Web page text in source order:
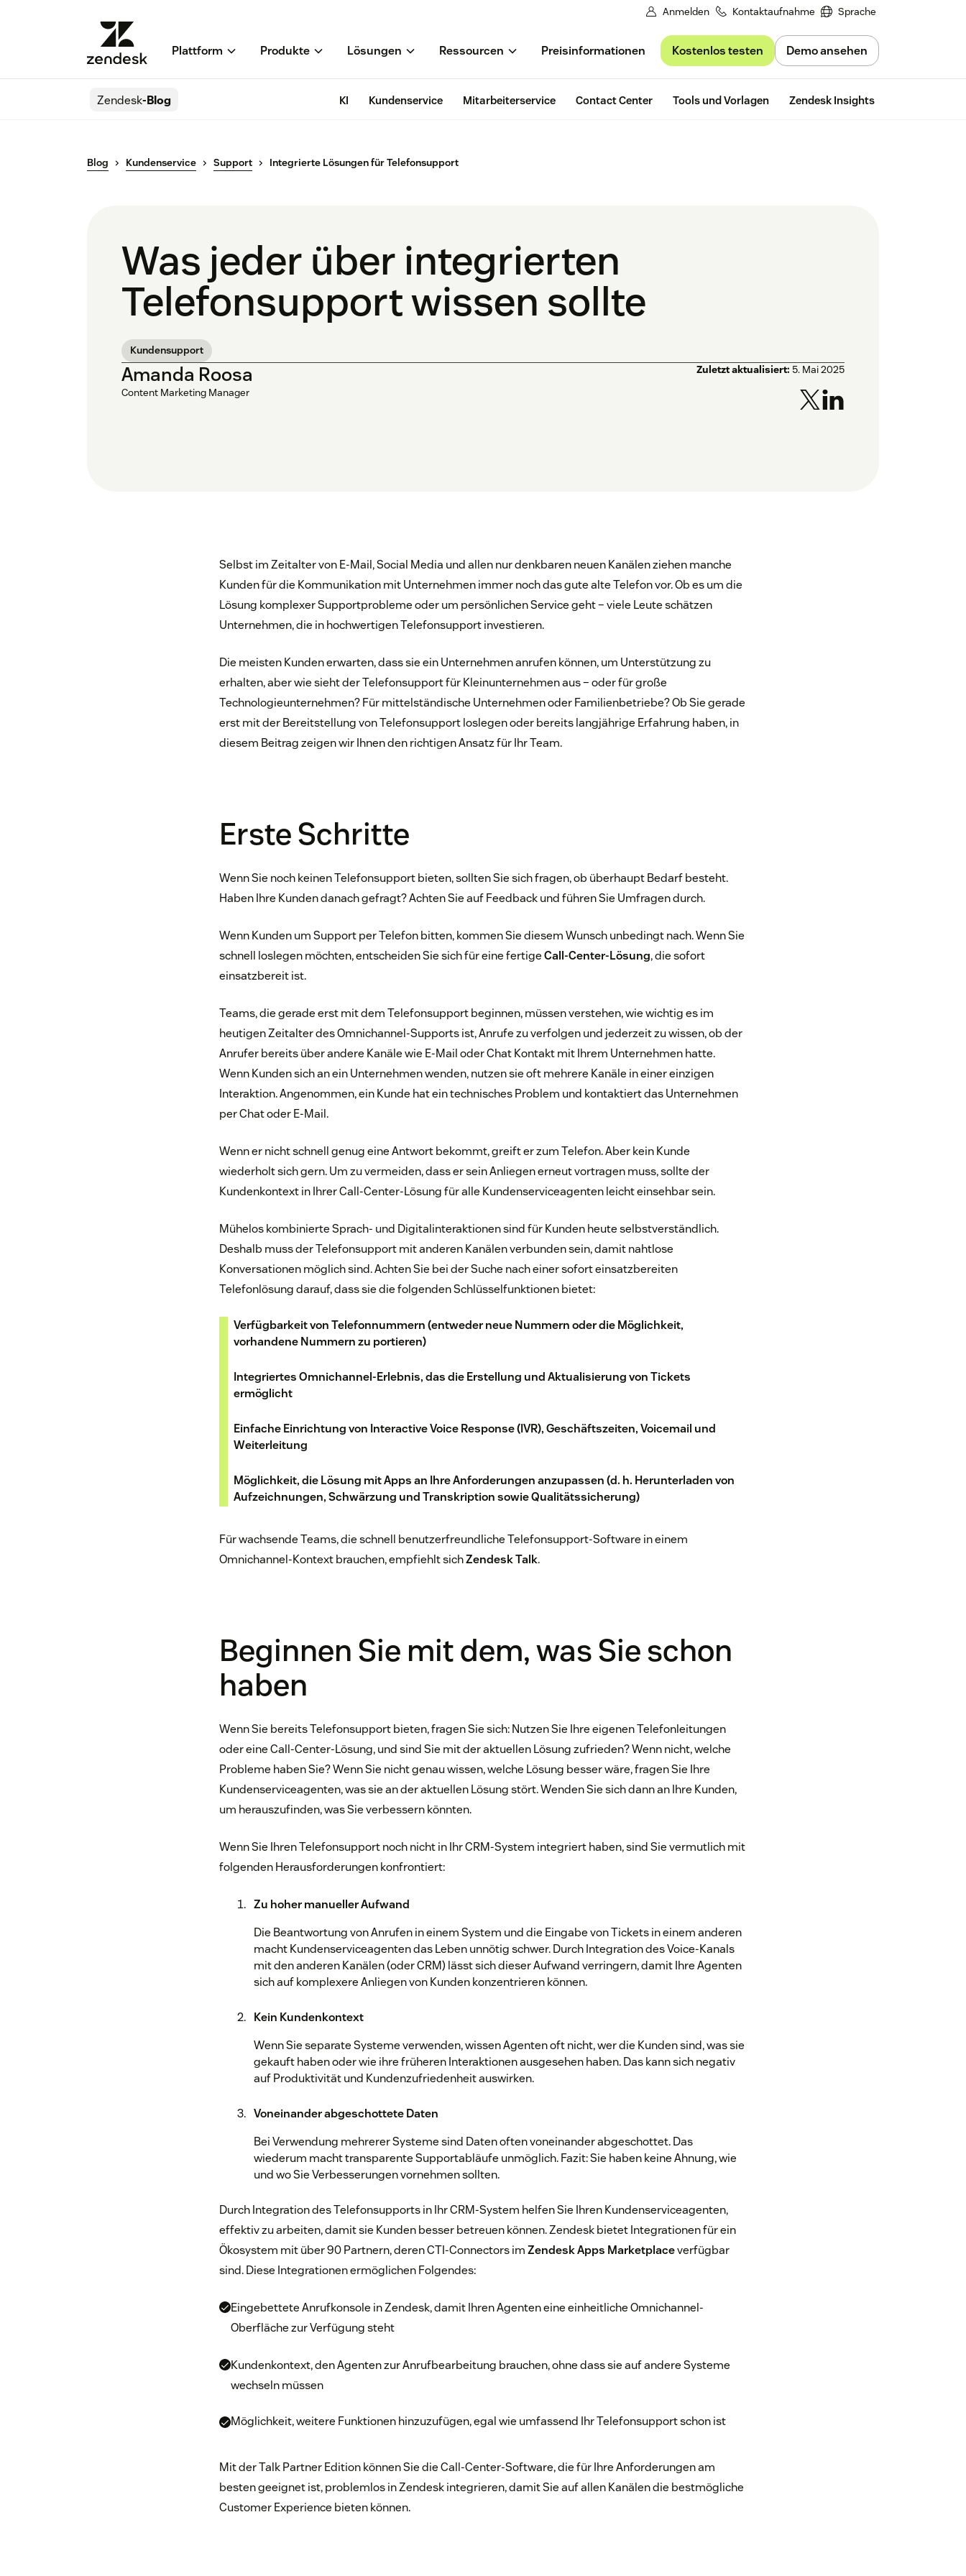
Anmelden Kontaktaufnahme Sprache
Plattform Produkte Lösungen Ressourcen Preisinformationen Kostenlos testen Demo ansehen
Zendesk-Blog KI Kundenservice Mitarbeiterservice Contact Center Tools und Vorlagen Zendesk Insights
Blog Kundenservice Support Integrierte Lösungen für Telefonsupport
Was jeder über integrierten
Telefonsupport wissen sollte
Kundensupport
Amanda Roosa
Content Marketing Manager
Zuletzt aktualisiert: 5. Mai 2025
Selbst im Zeitalter von E-Mail, Social Media und allen nur denkbaren neuen Kanälen ziehen manche
Kunden für die Kommunikation mit Unternehmen immer noch das gute alte Telefon vor. Ob es um die
Lösung komplexer Supportprobleme oder um persönlichen Service geht – viele Leute schätzen
Unternehmen, die in hochwertigen Telefonsupport investieren.
Die meisten Kunden erwarten, dass sie ein Unternehmen anrufen können, um Unterstützung zu
erhalten, aber wie sieht der Telefonsupport für Kleinunternehmen aus – oder für große
Technologieunternehmen? Für mittelständische Unternehmen oder Familienbetriebe? Ob Sie gerade
erst mit der Bereitstellung von Telefonsupport loslegen oder bereits langjährige Erfahrung haben, in
diesem Beitrag zeigen wir Ihnen den richtigen Ansatz für Ihr Team.
Erste Schritte
Wenn Sie noch keinen Telefonsupport bieten, sollten Sie sich fragen, ob überhaupt Bedarf besteht.
Haben Ihre Kunden danach gefragt? Achten Sie auf Feedback und führen Sie Umfragen durch.
Wenn Kunden um Support per Telefon bitten, kommen Sie diesem Wunsch unbedingt nach. Wenn Sie
schnell loslegen möchten, entscheiden Sie sich für eine fertigeCall-Center-Lösung, die sofort
einsatzbereit ist.
Teams, die gerade erst mit dem Telefonsupport beginnen, müssen verstehen, wie wichtig es im
heutigen Zeitalter des Omnichannel-Supports ist, Anrufe zu verfolgen und jederzeit zu wissen, ob der
Anrufer bereits über andere Kanäle wie E-Mail oder Chat Kontakt mit Ihrem Unternehmen hatte.
Wenn Kunden sich an ein Unternehmen wenden, nutzen sie oft mehrere Kanäle in einer einzigen
Interaktion. Angenommen, ein Kunde hat ein technisches Problem und kontaktiert das Unternehmen
per Chat oder E-Mail.
Wenn er nicht schnell genug eine Antwort bekommt, greift er zum Telefon. Aber kein Kunde
wiederholt sich gern. Um zu vermeiden, dass er sein Anliegen erneut vortragen muss, sollte der
Kundenkontext in Ihrer Call-Center-Lösung für alle Kundenserviceagenten leicht einsehbar sein.
Mühelos kombinierte Sprach- und Digitalinteraktionen sind für Kunden heute selbstverständlich.
Deshalb muss der Telefonsupport mit anderen Kanälen verbunden sein, damit nahtlose
Konversationen möglich sind. Achten Sie bei der Suche nach einer sofort einsatzbereiten
Telefonlösung darauf, dass sie die folgenden Schlüsselfunktionen bietet:
Verfügbarkeit von Telefonnummern (entweder neue Nummern oder die Möglichkeit,
vorhandene Nummern zu portieren)
Integriertes Omnichannel-Erlebnis, das die Erstellung und Aktualisierung von Tickets
ermöglicht
Einfache Einrichtung von Interactive Voice Response (IVR), Geschäftszeiten, Voicemail und
Weiterleitung
Möglichkeit, die Lösung mit Apps an Ihre Anforderungen anzupassen (d. h. Herunterladen von
Aufzeichnungen, Schwärzung und Transkription sowie Qualitätssicherung)
Für wachsende Teams, die schnell benutzerfreundliche Telefonsupport-Software in einem
Omnichannel-Kontext brauchen, empfiehlt sichZendesk Talk.
Beginnen Sie mit dem, was Sie schon
haben
Wenn Sie bereits Telefonsupport bieten, fragen Sie sich: Nutzen Sie Ihre eigenen Telefonleitungen
oder eine Call-Center-Lösung, und sind Sie mit der aktuellen Lösung zufrieden? Wenn nicht, welche
Probleme haben Sie? Wenn Sie nicht genau wissen, welche Lösung besser wäre, fragen Sie Ihre
Kundenserviceagenten, was sie an der aktuellen Lösung stört. Wenden Sie sich dann an Ihre Kunden,
um herauszufinden, was Sie verbessern könnten.
Wenn Sie Ihren Telefonsupport noch nicht in Ihr CRM-System integriert haben, sind Sie vermutlich mit
folgenden Herausforderungen konfrontiert:
Zu hoher manueller Aufwand
Die Beantwortung von Anrufen in einem System und die Eingabe von Tickets in einem anderen
macht Kundenserviceagenten das Leben unnötig schwer. Durch Integration des Voice-Kanals
mit den anderen Kanälen (oder CRM) lässt sich dieser Aufwand verringern, damit Ihre Agenten
sich auf komplexere Anliegen von Kunden konzentrieren können.
Kein Kundenkontext
Wenn Sie separate Systeme verwenden, wissen Agenten oft nicht, wer die Kunden sind, was sie
gekauft haben oder wie ihre früheren Interaktionen ausgesehen haben. Das kann sich negativ
auf Produktivität und Kundenzufriedenheit auswirken.
Voneinander abgeschottete Daten
Bei Verwendung mehrerer Systeme sind Daten often voneinander abgeschottet. Das
wiederum macht transparente Supportabläufe unmöglich. Fazit: Sie haben keine Ahnung, wie
und wo Sie Verbesserungen vornehmen sollten.
Durch Integration des Telefonsupports in Ihr CRM-System helfen Sie Ihren Kundenserviceagenten,
effektiv zu arbeiten, damit sie Kunden besser betreuen können. Zendesk bietet Integrationen für ein
Ökosystem mit über 90 Partnern, deren CTI-Connectors imZendesk Apps Marketplaceverfügbar
sind. Diese Integrationen ermöglichen Folgendes:
Eingebettete Anrufkonsole in Zendesk, damit Ihren Agenten eine einheitliche Omnichannel-
Oberfläche zur Verfügung steht
Kundenkontext, den Agenten zur Anrufbearbeitung brauchen, ohne dass sie auf andere Systeme
wechseln müssen
Möglichkeit, weitere Funktionen hinzuzufügen, egal wie umfassend Ihr Telefonsupport schon ist
Mit der Talk Partner Edition können Sie die Call-Center-Software, die für Ihre Anforderungen am
besten geeignet ist, problemlos in Zendesk integrieren, damit Sie auf allen Kanälen die bestmögliche
Customer Experience bieten können.